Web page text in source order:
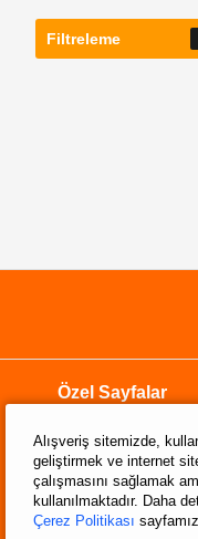
Filtreleme
Özel Sayfalar
Hakkımızda
Teslimat Bilgisi
Gizlilik Sözleşmesi
Şartlar ve Koşullar
Alışveriş sitemizde,
geliştirmek ve internet
çalışmasını sağlamak
kullanılmaktadır. Daha
Çerez Politikası